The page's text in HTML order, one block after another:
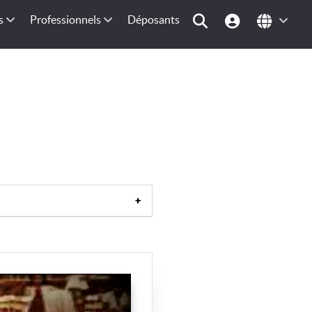
Professionnels Déposants
|Spectacle théatral|
|Magicien|Chanteur
|Ballet|Concert|Opéra
Corrida Spectacle équestre|